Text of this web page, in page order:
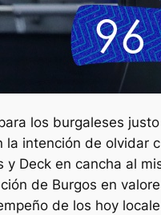
los burgaleses
intención de olvidar
y Deck en cancha al
de Burgos en
de los hoy